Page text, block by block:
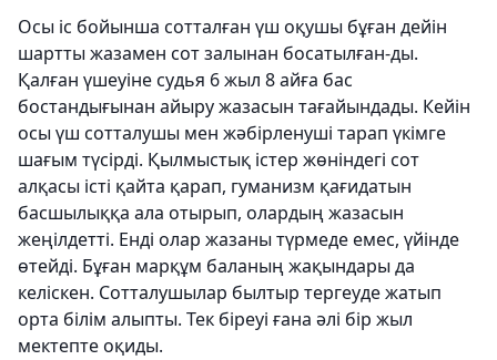
Осы іс бойынша сотталған үш оқушы бұған дейін
шартты жазамен сот залынан босатылған-ды.
Қалған үшеуіне судья 6 жыл 8 айға бас
бостандығынан айыру жазасын тағайындады. Кейін
осы үш сотталушы мен жәбірленуші тарап үкімге
шағым түсірді. Қылмыстық істер жөніндегі сот
алқасы істі қайта қарап, гуманизм қағидатын
басшылыққа ала отырып, олардың жазасын
жеңілдетті. Енді олар жазаны түрмеде емес, үйінде
өтейді. Бұған марқұм баланың жақындары да
келіскен. Сотталушылар былтыр тергеуде жатып
орта білім алыпты. Тек біреуі ғана әлі бір жыл
мектепте оқиды.